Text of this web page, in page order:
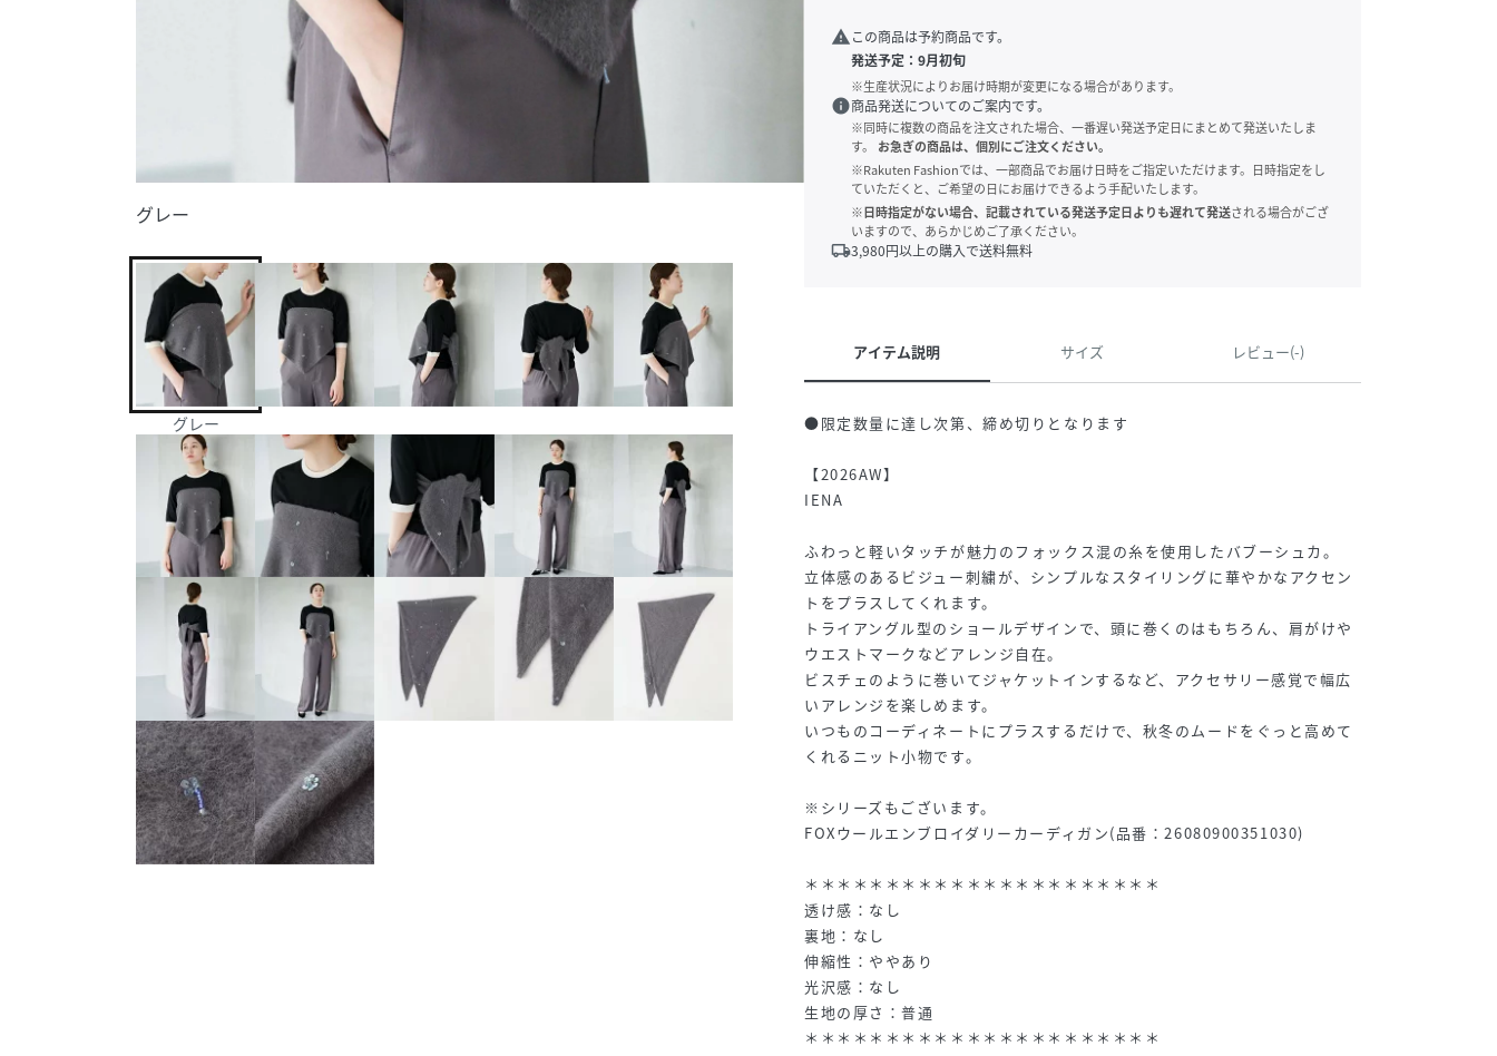
グレー
グレー
warning この商品は予約商品です。
発送予定： 9月初旬
※生産状況によりお届け時期が変更になる場合があります。
info商品発送についてのご案内です。
※同時に複数の商品を注文された場合、一番遅い発送予定日にまとめて発送いたしま
す。
お急ぎの商品は、個別にご注文ください。
※Rakuten Fashionでは、一部商品でお届け日時をご指定いただけます。日時指定をし
ていただくと、ご希望の日にお届けできるよう手配いたします。
※日時指定がない場合、記載されている発送予定日よりも遅れて発送される場合がござ
いますので、あらかじめご了承ください。
local_shipping3,980円以上の購入で送料無料
アイテム説明 サイズ レビュー(-)
●限定数量に達し次第、締め切りとなります
【2026AW】
IENA
ふわっと軽いタッチが魅力のフォックス混の糸を使用したバブーシュカ。
立体感のあるビジュー刺繍が、シンプルなスタイリングに華やかなアクセン
トをプラスしてくれます。
トライアングル型のショールデザインで、頭に巻くのはもちろん、肩がけや
ウエストマークなどアレンジ自在。
ビスチェのように巻いてジャケットインするなど、アクセサリー感覚で幅広
いアレンジを楽しめます。
いつものコーディネートにプラスするだけで、秋冬のムードをぐっと高めて
くれるニット小物です。
※シリーズもございます。
FOXウールエンブロイダリーカーディガン(品番：26080900351030)
＊＊＊＊＊＊＊＊＊＊＊＊＊＊＊＊＊＊＊＊＊＊
透け感：なし
裏地：なし
伸縮性：ややあり
光沢感：なし
生地の厚さ：普通
＊＊＊＊＊＊＊＊＊＊＊＊＊＊＊＊＊＊＊＊＊＊